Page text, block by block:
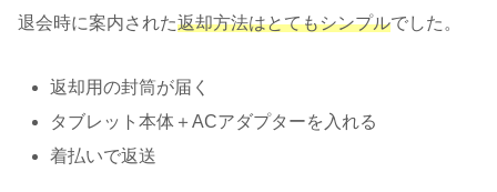
退会時に案内された返却方法はとてもシンプルでした。
返却用の封筒が届く
タブレット本体＋ACアダプターを入れる
着払いで返送